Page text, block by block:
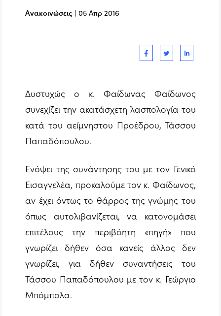
Ανακοινώσεις |05 Απρ 2016
Δυστυχώς ο κ. Φαίδωνας Φαίδωνος
συνεχίζει την ακατάσχετη λασπολογία του
κατά του αείμνηστου Προέδρου, Τάσσου
Παπαδόπουλου.
Ενόψει της συνάντησης του με τον Γενικό
Εισαγγελέα, προκαλούμε τον κ. Φαίδωνος,
αν έχει όντως το θάρρος της γνώμης του
όπως αυτολιβανίζεται, να κατονομάσει
επιτέλους την περιβόητη «πηγή» που
γνωρίζει δήθεν όσα κανείς άλλος δεν
γνωρίζει, για δήθεν συναντήσεις του
Τάσσου Παπαδόπουλου με τον κ. Γεώργιο
Μπόμπολα.